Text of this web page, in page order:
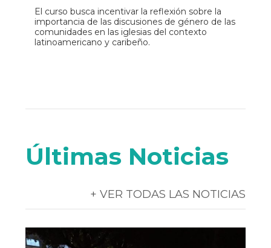
El curso busca incentivar la reflexión sobre la
importancia de las discusiones de género de las
comunidades en las iglesias del contexto
latinoamericano y caribeño.
Últimas Noticias
+ VER TODAS LAS NOTICIAS